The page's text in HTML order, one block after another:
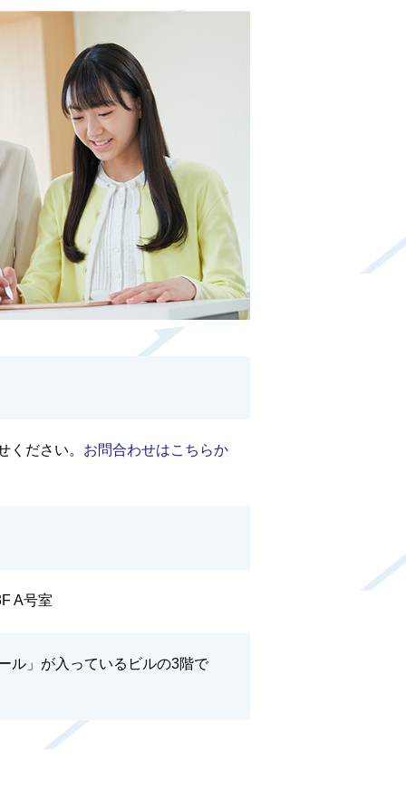
ださい。 お問合わせはこちらか
A号室
ル」が入っているビルの3階で